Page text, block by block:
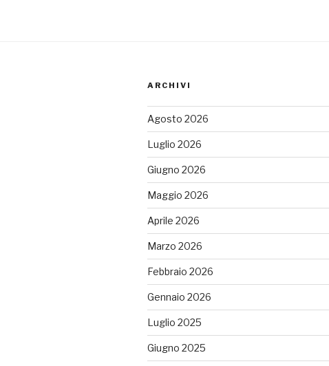
ARCHIVI
Agosto 2026
Luglio 2026
Giugno 2026
Maggio 2026
Aprile 2026
Marzo 2026
Febbraio 2026
Gennaio 2026
Luglio 2025
Giugno 2025